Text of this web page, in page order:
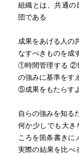
７２ 計画的に捨
７３ 自らを陳腐
７５ 「予期せぬ
ものはない。だ
困ったことに、
７６ 予期せぬ顧
味を決めるのは
す仕組みを作ら
業会精神）
組織は、人を惹き
雇用と人事を手放
組織とは、共通の
団である
成果をあげる人の
なすべきものを成
①時間管理する ②
の強みに基準をす
⑤成果をもたらす
自らの強みを知る
何か少しでも大き
ころを箇条書きに
実際の結果を比べ